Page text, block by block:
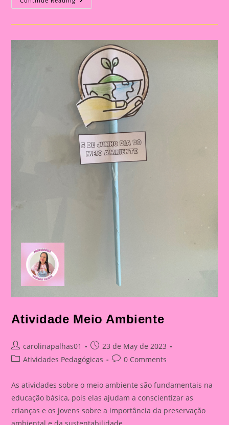
Meio
Atividade Meio Ambiente
Post
author:
carolinapalhas01
Post
published:
23 de May de 2023
PostAtividades Pedagógicas
Post0 Comments
As atividades sobre o meio ambiente são fundamentais na
educação básica, pois elas ajudam a conscientizar as
crianças e os jovens sobre a importância da preservação